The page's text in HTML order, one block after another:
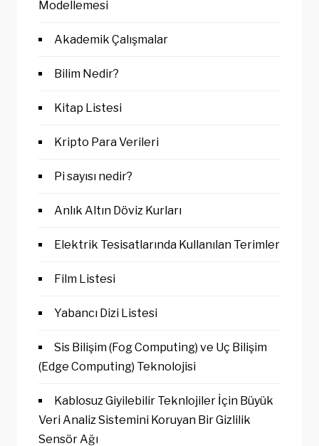
Modellemesi
Akademik Çalışmalar
Bilim Nedir?
Kitap Listesi
Kripto Para Verileri
Pi sayısı nedir?
Anlık Altın Döviz Kurları
Elektrik Tesisatlarında Kullanılan Terimler
Film Listesi
Yabancı Dizi Listesi
Sis Bilişim (Fog Computing) ve Uç Bilişim
(Edge Computing) Teknolojisi
Kablosuz Giyilebilir Teknlojiler İçin Büyük
Veri Analiz Sistemini Koruyan Bir Gizlilik
Sensör Ağı